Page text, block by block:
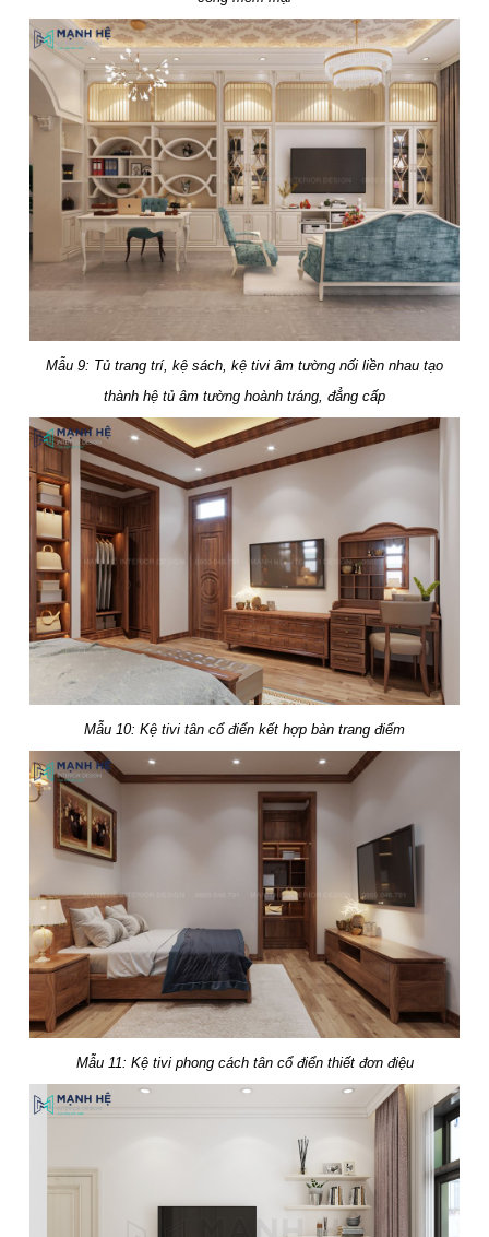
Mẫu 9: Tủ trang trí, kệ sách, kệ tivi âm tường nối liền nhau tạo
thành hệ tủ âm tường hoành tráng, đẳng cấp
Mẫu 10: Kệ tivi tân cổ điển kết hợp bàn trang điểm
Mẫu 11: Kệ tivi phong cách tân cổ điển thiết đơn điệu